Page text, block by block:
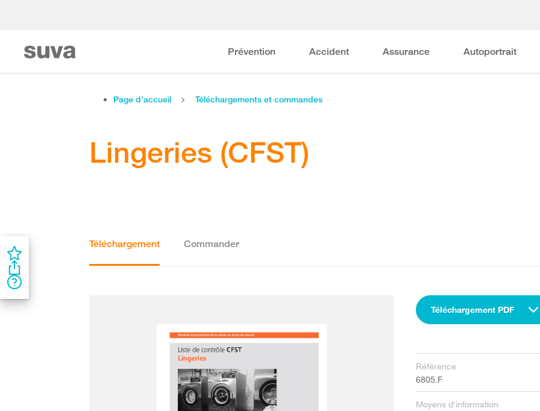
Prévention Accident Assurance Autoportrait
Page d’accueil Téléchargements et commandes
Lingeries (CFST)
Téléchargement Commander
Téléchargement PDF
Référence
6805.F
Moyens d'information